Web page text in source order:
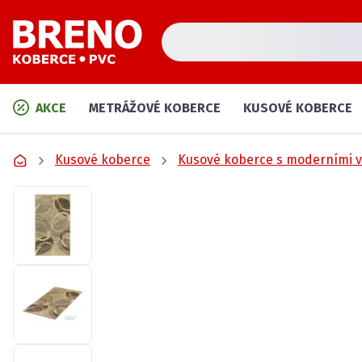
AKCE METRÁŽOVÉ KOBERCE KUSOVÉ KOBERCE
Kusové koberce Kusové koberce s moderními